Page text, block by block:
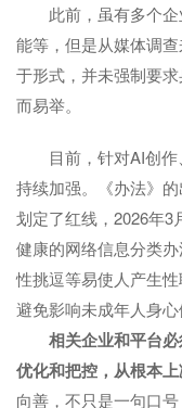
此前，虽有多个
能等，但是从媒体调
于形式，并未强制要
而易举。
目前，针对AI创
持续加强。《办法》
划定了红线，2026年3
健康的网络信息分类办
性挑逗等易使人产生
避免影响未成年人身心
相关企业和平台
优化和把控，从根本上
向善，不只是一句口